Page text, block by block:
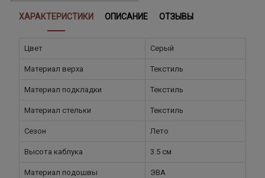
ХАРАКТЕРИСТИКИ ОПИСАНИЕ ОТЗЫВЫ
Цвет Серый
Материал верха Текстиль
Материал подкладки Текстиль
Материал стельки Текстиль
Сезон Лето
Высота каблука 3.5 см
Материал подошвы ЭВА